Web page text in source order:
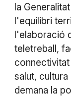
la
l'equilibri
l'elaboració
teletreball,
salut,
demana la